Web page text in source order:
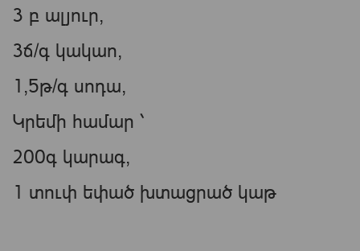
3 բ ալյուր,
3ճ/գ կակաո,
1,5թ/գ սոդա,
Կրեմի համար ՝
200գ կարագ,
1 տուփ եփած խտացրած կաթ